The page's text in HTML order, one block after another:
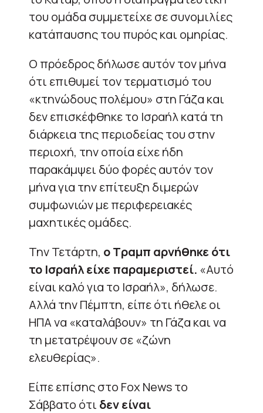
του ομάδα συμμετείχε σε συνομιλίες
κατάπαυσης του πυρός και ομηρίας.
Ο πρόεδρος δήλωσε αυτόν τον μήνα
ότι επιθυμεί τον τερματισμό του
«κτηνώδους πολέμου» στη Γάζα και
δεν επισκέφθηκε το Ισραήλ κατά τη
διάρκεια της περιοδείας του στην
περιοχή, την οποία είχε ήδη
παρακάμψει δύο φορές αυτόν τον
μήνα για την επίτευξη διμερών
συμφωνιών με περιφερειακές
μαχητικές ομάδες.
Την Τετάρτη, ο Τραμπ αρνήθηκε ότι
το Ισραήλ είχε παραμεριστεί. «Αυτό
είναι καλό για το Ισραήλ», δήλωσε.
Αλλά την Πέμπτη, είπε ότι ήθελε οι
ΗΠΑ να «καταλάβουν» τη Γάζα και να
τη μετατρέψουν σε «ζώνη
ελευθερίας».
Είπε επίσης στο Fox News το
Σάββατο ότι δεν είναι